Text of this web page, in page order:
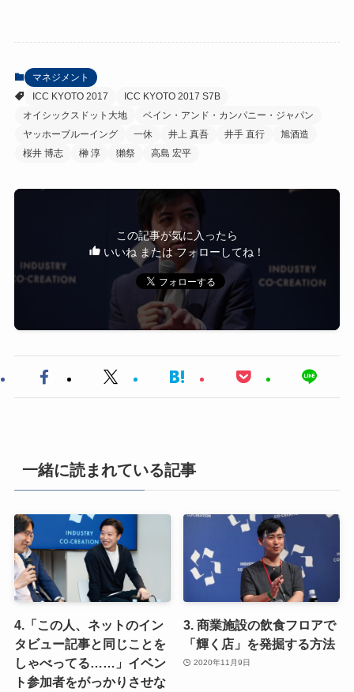
マネジメント
ICC KYOTO 2017
ICC KYOTO 2017 S7B
オイシックスドット大地
ベイン・アンド・カンパニー・ジャパン
ヤッホーブルーイング
一休 井上 真吾 井手 直行
旭酒造
桜井 博志
榊 淳 獺祭 高島 宏平
この記事が気に入ったら
いいね または フォローしてね！
一緒に読まれている記事
4.「この人、ネットのイン
タビュー記事と同じことを
しゃべってる……」イベン
ト参加者をがっかりさせな
3. 商業施設の飲食フロアで
「輝く店」を発掘する方法
2020年11月9日